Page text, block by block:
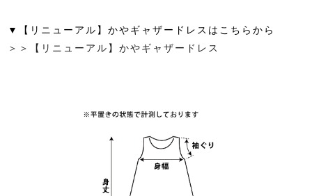
▼【リニューアル】かやギャザードレスはこちらから
＞＞【リニューアル】かやギャザードレス